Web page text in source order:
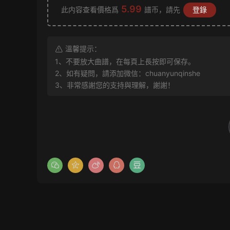
此内容查看價格爲 5.99 譜币，請先 登錄
溫馨提示：
1、不要放大曲譜，在每頁上長按即可保存。
2、如有疑問，請添加微信：chuanyunqinshe
3、非常感謝您的支持與理解，謝謝！